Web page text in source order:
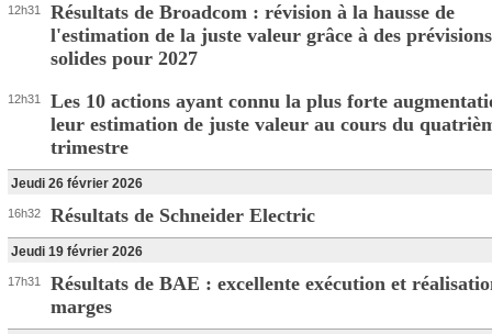
12h31
Résultats de Broadcom : révision à la hausse de
l'estimation de la juste valeur grâce à des prévisions
solides pour 2027
12h31
Les 10 actions ayant connu la plus forte
leur estimation de juste valeur au cours du
trimestre
Jeudi 26 février 2026
16h32 Résultats de Schneider Electric
Jeudi 19 février 2026
17h31
Résultats de BAE : excellente exécution et
marges